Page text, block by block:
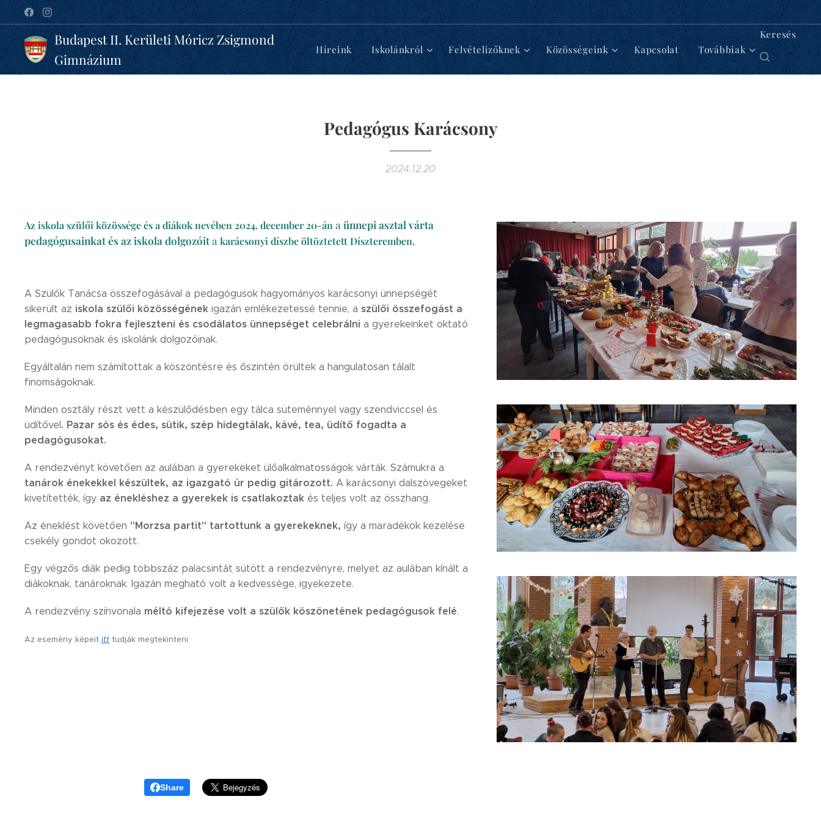
Budapest II. Kerületi Móricz Zsigmond
Gimnázium
Híreink Iskolánkról Felvételizőknek Közösségeink Kapcsolat Továbbiak
Keresés
Pedagógus Karácsony
2024.12.20
Az iskola szülői közössége és a diákok nevében 2024. december 20-án a ünnepi asztal várta
pedagógusainkat és az iskola dolgozóita karácsonyi díszbe öltöztetett Díszteremben.
A Szülők Tanácsa összefogásával a pedagógusok hagyományos karácsonyi ünnepségét
sikerült az iskola szülői közösségének igazán emlékezetessé tennie, a szülői összefogást a
legmagasabb fokra fejleszteni és csodálatos ünnepséget celebrálni a gyerekeinket oktató
pedagógusoknak és iskolánk dolgozóinak.
Egyáltalán nem számítottak a köszöntésre és őszintén örültek a hangulatosan tálalt
finomságoknak. 😊
Minden osztály részt vett a készülődésben egy tálca süteménnyel vagy szendviccsel és
üdítővel. Pazar sós és édes, sütik, szép hidegtálak, kávé, tea, üdítő fogadta a
pedagógusokat.
A rendezvényt követően az aulában a gyerekeket ülőalkalmatosságok várták. Számukra a
tanárok énekekkel készültek, az igazgató úr pedig gitározott. A karácsonyi dalszövegeket
kivetítették, így az énekléshez a gyerekek is csatlakoztak és teljes volt az összhang.
Az éneklést követően "Morzsa partit" tartottunk a gyerekeknek, így a maradékok kezelése
csekély gondot okozott. 😊
Egy végzős diák pedig többszáz palacsintát sütött a rendezvényre, melyet az aulában kínált a
diákoknak, tanároknak. Igazán megható volt a kedvessége, igyekezete.
A rendezvény színvonala méltó kifejezése volt a szülők köszönetének pedagógusok felé.
Az esemény képeit itt tudják megtekinteni.
Share